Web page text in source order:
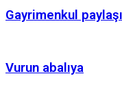
Gayrimenkul
Vurun abalıya